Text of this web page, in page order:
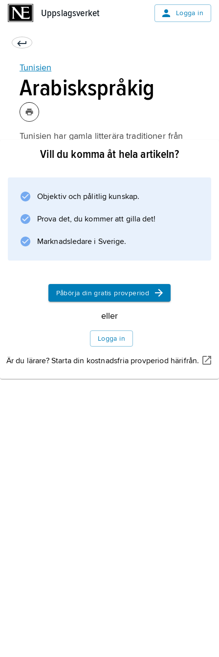
Uppslagsverket Logga in
Tunisien
Arabiskspråkig
Tunisien har gamla litterära traditioner från
den arabisk-islamiska medeltiden med
1900-talets författare framträder romantikern
och nationalskalden Abu al-Qasim ash-Shabbi
översättning) och ”Nationens vilja” (ej i svensk
Information om artikeln
Vill du komma åt hela artikeln?
Objektiv och pålitlig kunskap.
Prova det, du kommer att gilla det!
Marknadsledare i Sverige.
Påbörja din gratis provperiod
eller
Logga in
Är du lärare? Starta din kostnadsfria provperiod härifrån.